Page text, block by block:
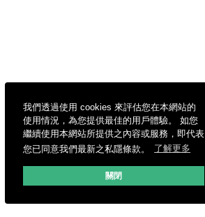
我們透過使用 cookies 來評估您在本網站的
使用情況，為您提供最佳的用戶體驗。 如您
繼續使用本網站所提供之內容或服務，即代表
您已同意我們最新之私隱條款。
了解更多
關閉